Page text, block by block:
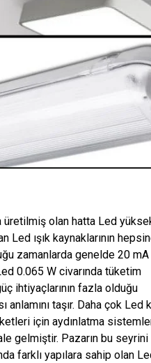
üretilmiş olan hatta Led
ışık kaynaklarının
zamanlarda genelde 20
0.065 W civarında tüketim
ihtiyaçlarının fazla olduğu
taşır. Daha çok Led
için aydınlatma
gelmiştir. Pazarın bu seyrini
farklı yapılara sahip olan